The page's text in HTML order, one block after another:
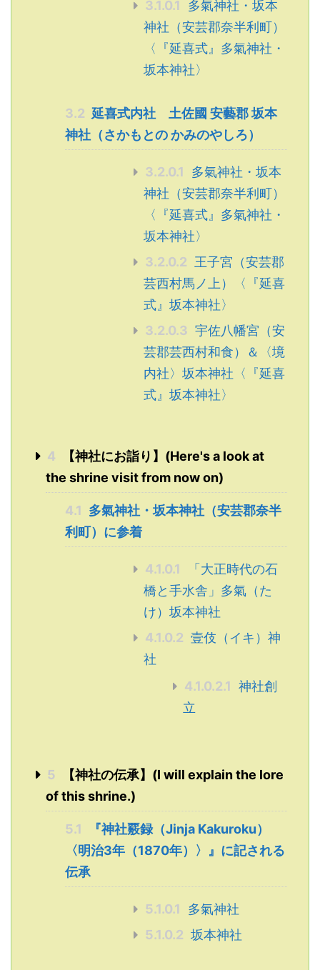
3.1.0.1
多氣神社・坂本
神社（安芸郡奈半利町）
〈『延喜式』多氣神社・
坂本神社〉
3.2 延喜式内社 土佐國 安藝郡 坂本
神社（さかもとの かみのやしろ）
3.2.0.1
多氣神社・坂本
神社（安芸郡奈半利町）
〈『延喜式』多氣神社・
坂本神社〉
3.2.0.2 王子宮（安芸郡
芸西村馬ノ上）〈『延喜
式』坂本神社〉
3.2.0.3 宇佐八幡宮（安
芸郡芸西村和食）＆〈境
内社〉坂本神社〈『延喜
式』坂本神社〉
4
【神社にお詣り】(Here's a look at
the shrine visit from now on)
4.1
多氣神社・坂本神社（安芸郡奈半
利町）に参着
4.1.0.1
「大正時代の石
橋と手水舎」多氣（た
け）坂本神社
4.1.0.2 壹伎（イキ）神
社
4.1.0.2.1
神社創
立
5
【神社の伝承】(I will explain the lore
of this shrine.)
5.1
『神社覈録（Jinja Kakuroku）
〈明治3年（1870年）〉』に記される
伝承
5.1.0.1
多氣神社
5.1.0.2 坂本神社